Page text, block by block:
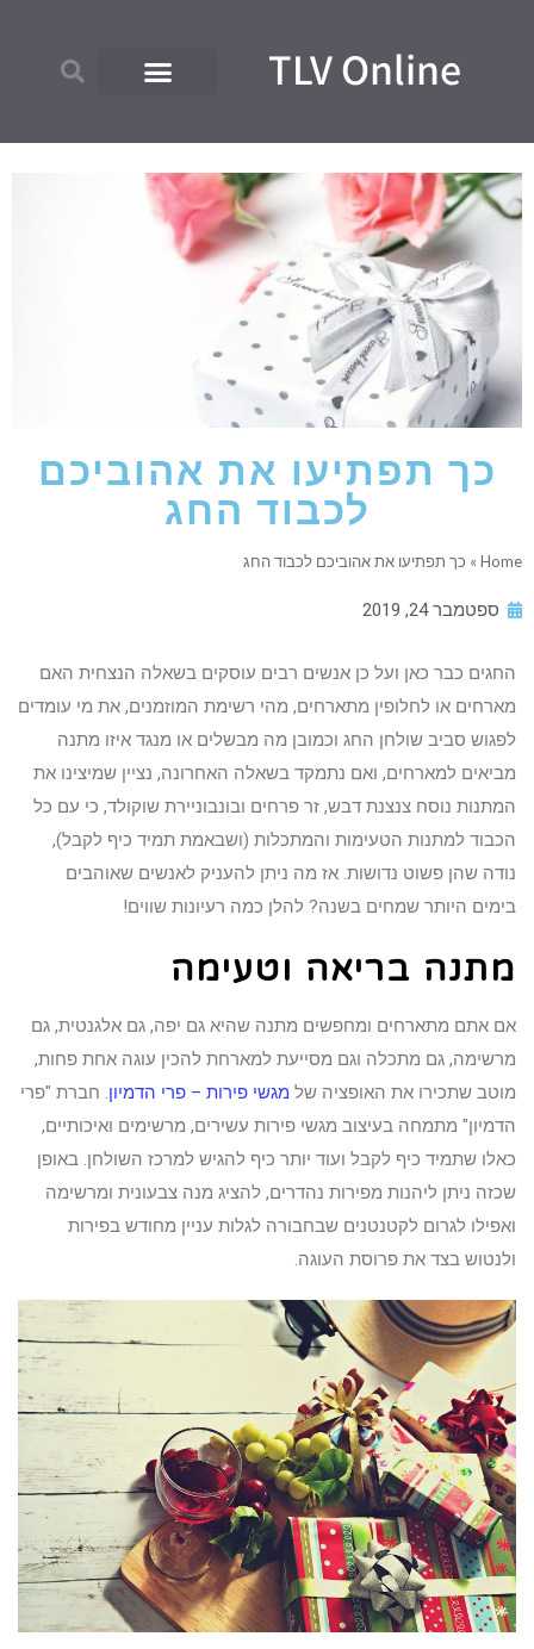
TLV Online
כך תפתיעו את אהוביכם
לכבוד החג
Home
» כך תפתיעו את אהוביכם לכבוד החג
ספטמבר 24, 2019
החגים כבר כאן ועל כן אנשים רבים עוסקים בשאלה הנצחית האם
מארחים או לחלופין מתארחים, מהי רשימת המוזמנים, את מי עומדים
לפגוש סביב שולחן החג וכמובן מה מבשלים או מנגד איזו מתנה
מביאים למארחים, ואם נתמקד בשאלה האחרונה, נציין שמיצינו את
המתנות נוסח צנצנת דבש, זר פרחים ובונבוניירת שוקולד, כי עם כל
הכבוד למתנות הטעימות והמתכלות (ושבאמת תמיד כיף לקבל),
נודה שהן פשוט נדושות. אז מה ניתן להעניק לאנשים שאוהבים
בימים היותר שמחים בשנה? להלן כמה רעיונות שווים!
מתנה בריאה וטעימה
אם אתם מתארחים ומחפשים מתנה שהיא גם יפה, גם אלגנטית, גם
מרשימה, גם מתכלה וגם מסייעת למארחת להכין עוגה אחת פחות,
מוטב שתכירו את האופציה של מגשי פירות – פרי הדמיון. חברת "פרי
הדמיון" מתמחה בעיצוב מגשי פירות עשירים, מרשימים ואיכותיים,
כאלו שתמיד כיף לקבל ועוד יותר כיף להגיש למרכז השולחן. באופן
שכזה ניתן ליהנות מפירות נהדרים, להציג מנה צבעונית ומרשימה
ואפילו לגרום לקטנטנים שבחבורה לגלות עניין מחודש בפירות
ולנטוש בצד את פרוסת העוגה.